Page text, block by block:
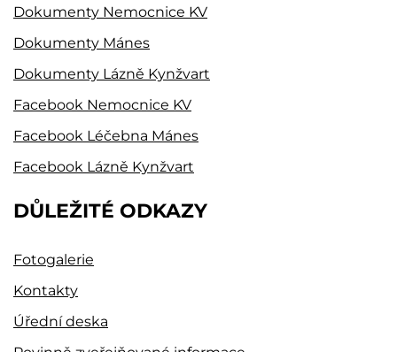
Dokumenty Nemocnice KV
Dokumenty Mánes
Dokumenty Lázně Kynžvart
Facebook Nemocnice KV
Facebook Léčebna Mánes
Facebook Lázně Kynžvart
DŮLEŽITÉ ODKAZY
Fotogalerie
Kontakty
Úřední deska